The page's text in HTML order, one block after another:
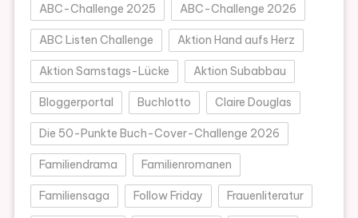
ABC-Challenge 2025 ABC-Challenge 2026
ABC Listen Challenge Aktion Hand aufs Herz
Aktion Samstags-Lücke Aktion Subabbau
Bloggerportal Buchlotto Claire Douglas
Die 50-Punkte Buch-Cover-Challenge 2026
Familiendrama Familienromanen
Familiensaga Follow Friday Frauenliteratur